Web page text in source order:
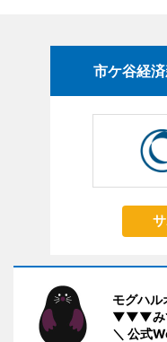
市ケ谷経
モグハル
▼▼▼み
＼ 公式